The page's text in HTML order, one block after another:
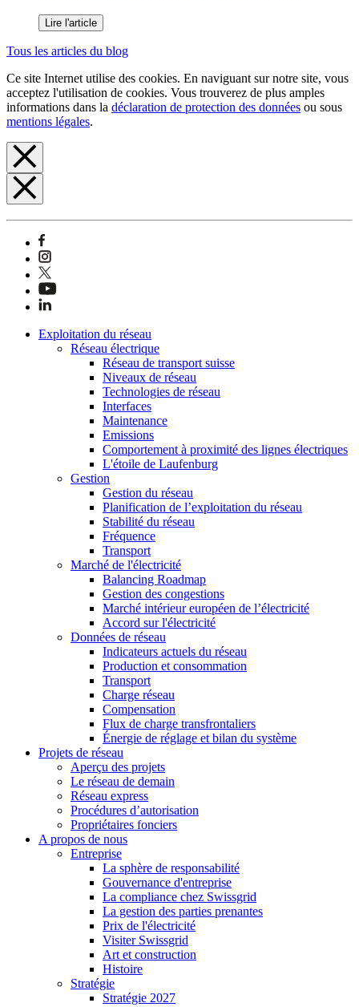
Lire l'article
Tous les articles du blog
Ce site Internet utilise des cookies. En naviguant sur notre site, vous
acceptez l'utilisation de cookies. Vous trouverez de plus amples
informations dans la déclaration de protection des données ou sous
mentions légales.
Exploitation du réseau
Réseau électrique
Réseau de transport suisse
Niveaux de réseau
Technologies de réseau
Interfaces
Maintenance
Emissions
Comportement à proximité des lignes électriques
L'étoile de Laufenburg
Gestion
Gestion du réseau
Planification de l’exploitation du réseau
Stabilité du réseau
Fréquence
Transport
Marché de l'électricité
Balancing Roadmap
Gestion des congestions
Marché intérieur européen de l’électricité
Accord sur l'électricité
Données de réseau
Indicateurs actuels du réseau
Production et consommation
Transport
Charge réseau
Compensation
Flux de charge transfrontaliers
Énergie de réglage et bilan du système
Projets de réseau
Aperçu des projets
Le réseau de demain
Réseau express
Procédures d’autorisation
Propriétaires fonciers
A propos de nous
Entreprise
La sphère de responsabilité
Gouvernance d'entreprise
La compliance chez Swissgrid
La gestion des parties prenantes
Prix de l'électricité
Visiter Swissgrid
Art et construction
Histoire
Stratégie
Stratégie 2027